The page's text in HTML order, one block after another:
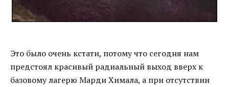
Это было очень кстати, потому что сегодня нам
предстоял красивый радиальный выход вверх к
базовому лагерю Марди Химала, а при отсутствии